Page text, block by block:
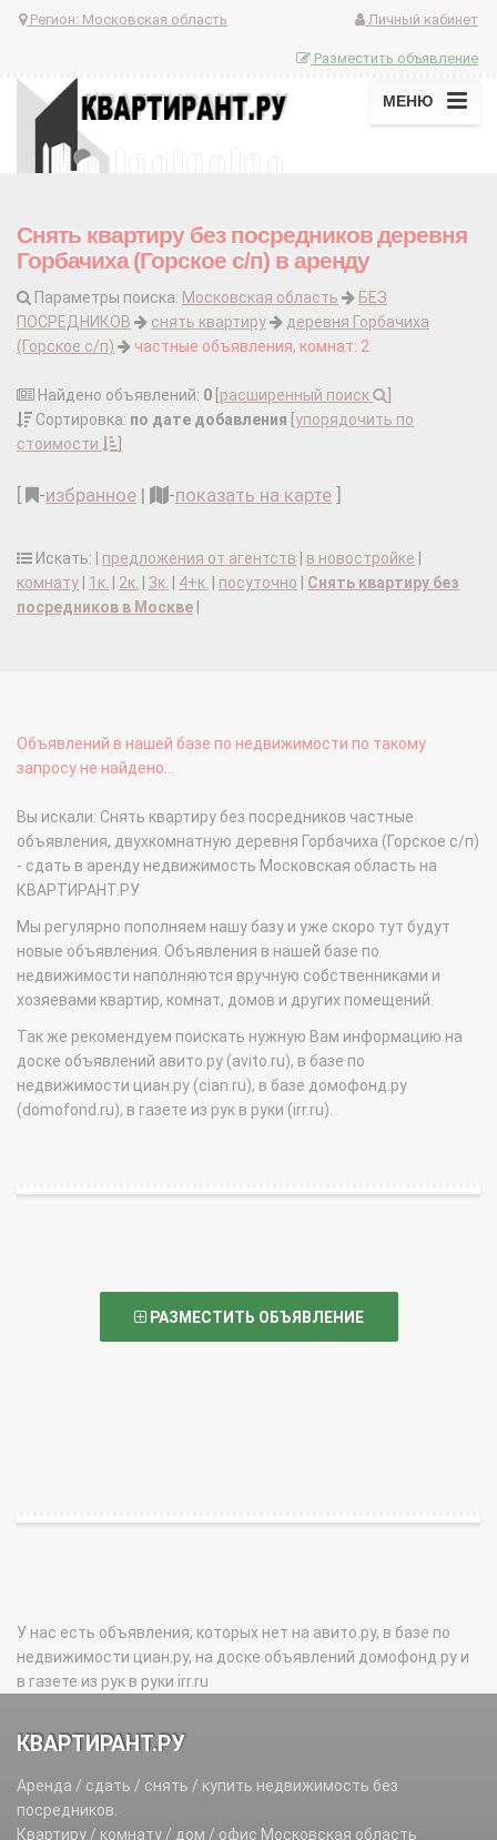
Регион: Московская область Личный кабинет
Разместить объявление
МЕНЮ
Снять квартиру без посредников деревня
Горбачиха (Горское с/п) в аренду
Параметры поиска: Московская область
БЕЗ
ПОСРЕДНИКОВ
снять квартиру
деревня Горбачиха
(Горское с/п)
частные объявления, комнат: 2
Найдено объявлений: 0 расширенный поиск
Сортировка: по дате добавления упорядочить по
стоимости
-избранное | -показать на карте
Искать: | предложения от агентств в новостройке
комнату
1к. 2к. 3к. 4+к. посуточно
Снять квартиру без
посредников в Москве
Объявлений в нашей базе по недвижимости по такому
запросу не найдено...
Вы искали: Снять квартиру без посредников частные
объявления, двухкомнатную деревня Горбачиха (Горское с/п)
- сдать в аренду недвижимость Московская область на
КВАРТИРАНТ.РУ
Мы регулярно пополняем нашу базу и уже скоро тут будут
новые объявления. Объявления в нашей базе по
недвижимости наполняются вручную собственниками и
хозяевами квартир, комнат, домов и других помещений.
Так же рекомендуем поискать нужную Вам информацию на
доске объявлений авито.ру (avito.ru), в базе по
недвижимости циан.ру (cian.ru), в базе домофонд.ру
(domofond.ru), в газете из рук в руки (irr.ru).
РАЗМЕСТИТЬ ОБЪЯВЛЕНИЕ
У нас есть объявления, которых нет на авито.ру, в базе по
недвижимости циан.ру, на доске объявлений домофонд.ру и
в газете из рук в руки irr.ru
КВАРТИРАНТ.РУ
Аренда / сдать / снять / купить недвижимость без
посредников.
Квартиру / комнату / дом / офис Московская область